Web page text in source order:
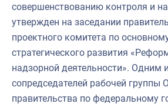
совершенствованию контроля и
утвержден на заседании
проектного комитета по
стратегического развития
надзорной деятельности». Одним
сопредседателей рабочей группы
правительства по федеральному